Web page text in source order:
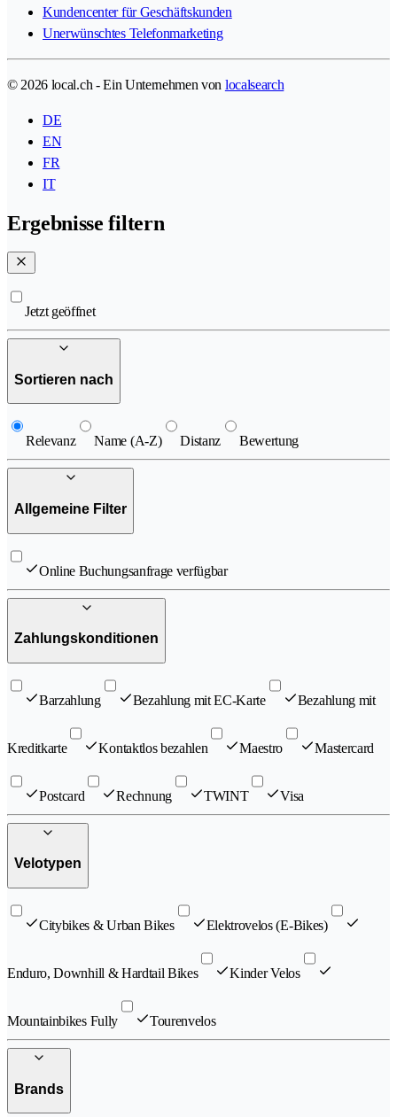
Kundencenter für Geschäftskunden
Unerwünschtes Telefonmarketing
© 2026 local.ch - Ein Unternehmen von localsearch
DE
EN
FR
IT
Ergebnisse filtern
Jetzt geöffnet
Sortieren nach
Relevanz Name (A-Z) Distanz Bewertung
Allgemeine Filter
Online Buchungsanfrage verfügbar
Zahlungskonditionen
Barzahlung Bezahlung mit EC-Karte Bezahlung mit
Kreditkarte Kontaktlos bezahlen Maestro Mastercard
Postcard Rechnung TWINT Visa
Velotypen
Citybikes & Urban Bikes Elektrovelos (E-Bikes)
Enduro, Downhill & Hardtail Bikes Kinder Velos
Mountainbikes Fully Tourenvelos
Brands